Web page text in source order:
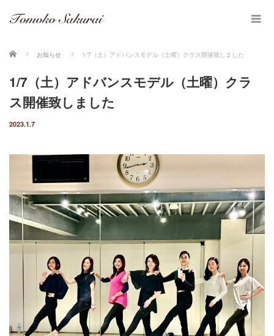
ホーム お知らせ 1/7（土）アドバンスモデル（土曜）クラス開催致しました
1/7（土）アドバンスモデル（土曜）クラ
ス開催致しました
2023.1.7